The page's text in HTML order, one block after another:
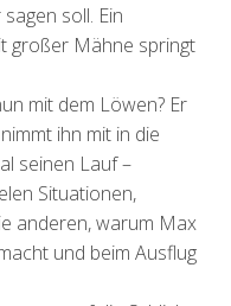
soll. Ein
großer Mähne springt
mit dem Löwen? Er
ihn mit in die
seinen Lauf –
Situationen,
anderen, warum Max
und beim Ausflug